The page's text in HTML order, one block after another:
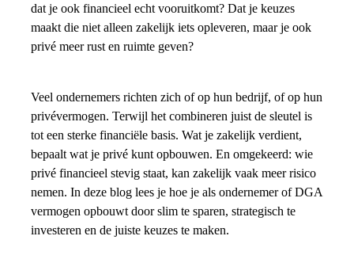
dat je ook financieel echt vooruitkomt? Dat je keuzes
maakt die niet alleen zakelijk iets opleveren, maar je ook
privé meer rust en ruimte geven?
Veel ondernemers richten zich of op hun bedrijf, of op hun
privévermogen. Terwijl het combineren juist de sleutel is
tot een sterke financiële basis. Wat je zakelijk verdient,
bepaalt wat je privé kunt opbouwen. En omgekeerd: wie
privé financieel stevig staat, kan zakelijk vaak meer risico
nemen. In deze blog lees je hoe je als ondernemer of DGA
vermogen opbouwt door slim te sparen, strategisch te
investeren en de juiste keuzes te maken.